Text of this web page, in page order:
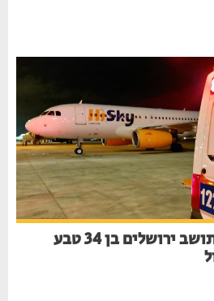
טרגדיה בקפריסין: תושב ירושלים בן 34 טבע